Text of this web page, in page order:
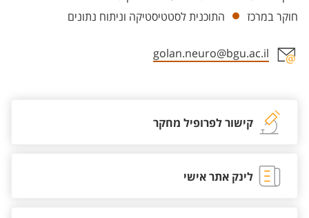
חוקר במרכז
התוכנית לסטטיסטיקה וניתוח נתונים
golan.neuro@bgu.ac.il
קישור לפרופיל מחקר
לינק אתר אישי